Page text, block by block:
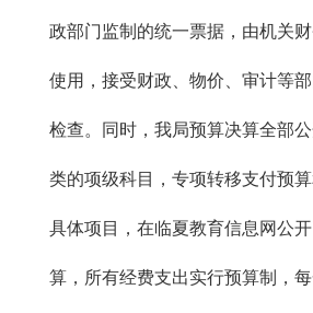
政部门监制的统一票据，由机关
使用，接受财政、物价、审计等
检查。同时，我局预算决算全部
类的项级科目，专项转移支付预
具体项目，在临夏教育信息网公
算，所有经费支出实行预算制，